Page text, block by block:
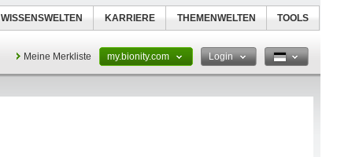
Meine Merkliste my.bionity.com Login
WISSENSWELTEN KARRIERE THEMENWELTEN TOOLS